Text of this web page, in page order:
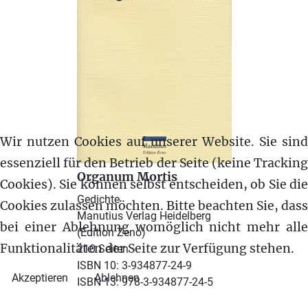
Organum Mortis
Gedichte
Manutius Verlag Heidelberg
(Edition Zeno)
210 Seiten
ISBN 10: 3-934877-24-9
ISBN 13: 978-3-934877-24-5
Wir nutzen Cookies auf unserer Website. Sie sind
essenziell für den Betrieb der Seite (keine Tracking
Cookies). Sie können selbst entscheiden, ob Sie die
Cookies zulassen möchten. Bitte beachten Sie, dass
bei einer Ablehnung womöglich nicht mehr alle
Funktionalitäten der Seite zur Verfügung stehen.
Akzeptieren Ablehnen